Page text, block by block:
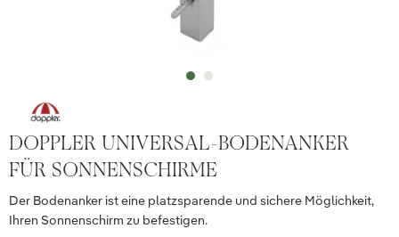
DOPPLER UNIVERSAL-BODENANKER
FÜR SONNENSCHIRME
Der Bodenanker ist eine platzsparende und sichere Möglichkeit,
Ihren Sonnenschirm zu befestigen.